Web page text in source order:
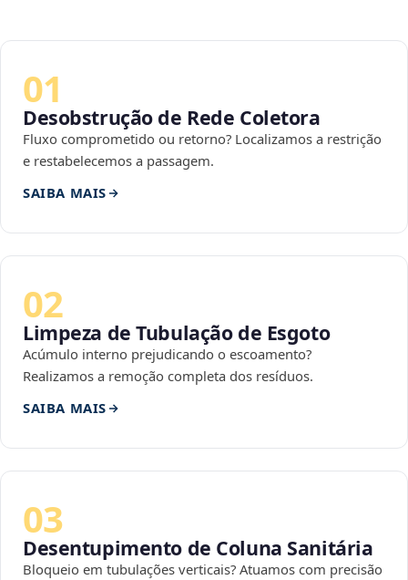
01
Desobstrução de Rede Coletora
Fluxo comprometido ou retorno? Localizamos a restrição
e restabelecemos a passagem.
SAIBA MAIS
02
Limpeza de Tubulação de Esgoto
Acúmulo interno prejudicando o escoamento?
Realizamos a remoção completa dos resíduos.
SAIBA MAIS
03
Desentupimento de Coluna Sanitária
Bloqueio em tubulações verticais? Atuamos com precisão